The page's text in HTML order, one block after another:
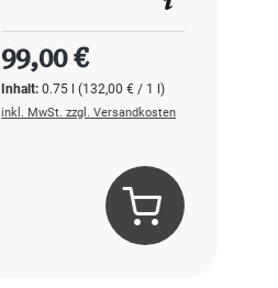
Inhalt:0.75 l(132,00 € / 1 l)
Regulärer Preis:
99,00 €
inkl. MwSt. zzgl. Versandkosten